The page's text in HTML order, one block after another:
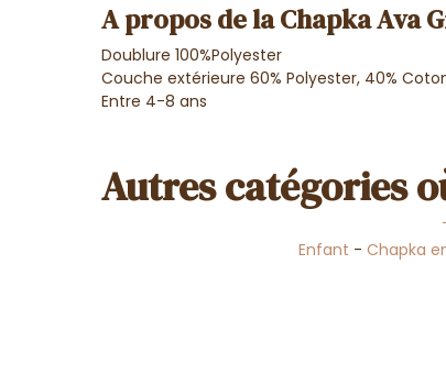
A propos de la Chapka Ava
Doublure 100%Polyester
Couche extérieure 60% Polyester, 40%
Entre 4-8 ans
Autres catégories
Enfant -Chapka